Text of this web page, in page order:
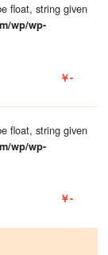
float, string given
wp/wp-
￥-
float, string given
wp/wp-
￥-